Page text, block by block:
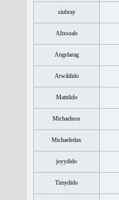
siubray
Alixsoals
Angelarag
Arwildido
Mattdido
Michaelnox
Michaeledax
joyydido
Timydido